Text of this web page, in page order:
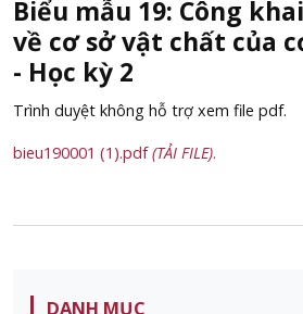
Biểu mẫu 19: Công
về cơ sở vật chất của
- Học kỳ 2
Trình duyệt không hỗ trợ xem file pdf.
bieu190001 (1).pdf(TẢI FILE).
DANH MỤC